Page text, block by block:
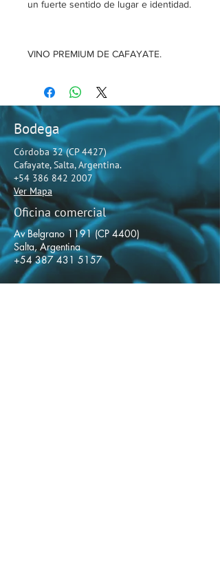
un fuerte sentido de lugar e identidad.
VINO PREMIUM DE CAFAYATE.
Bodega
Córdoba 32 (CP 4427)
Cafayate, Salta, Argentina.
+54 386 842 2007
Ver Mapa
Oficina comercial
Av Belgrano 1191 (CP 4400)
Salta, Argentina
+54 387 431 5157